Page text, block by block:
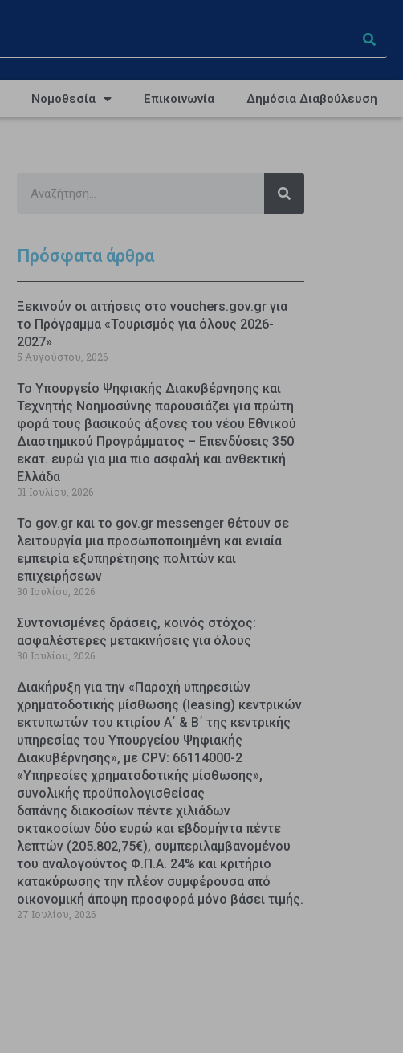
Νομοθεσία Επικοινωνία Δημόσια Διαβούλευση
Πρόσφατα άρθρα
Ξεκινούν οι αιτήσεις στο vouchers.gov.gr για
το Πρόγραμμα «Τουρισμός για όλους 2026-
2027»
5 Αυγούστου, 2026
Το Υπουργείο Ψηφιακής Διακυβέρνησης και
Τεχνητής Νοημοσύνης παρουσιάζει για πρώτη
φορά τους βασικούς άξονες του νέου Εθνικού
Διαστημικού Προγράμματος – Επενδύσεις 350
εκατ. ευρώ για μια πιο ασφαλή και ανθεκτική
Ελλάδα
31 Ιουλίου, 2026
Το gov.gr και το gov.gr messenger θέτουν σε
λειτουργία μια προσωποποιημένη και ενιαία
εμπειρία εξυπηρέτησης πολιτών και
επιχειρήσεων
30 Ιουλίου, 2026
Συντονισμένες δράσεις, κοινός στόχος:
ασφαλέστερες μετακινήσεις για όλους
30 Ιουλίου, 2026
Διακήρυξη για την «Παροχή υπηρεσιών
χρηματοδοτικής μίσθωσης (leasing) κεντρικών
εκτυπωτών του κτιρίου Α΄ & Β΄ της κεντρικής
υπηρεσίας του Υπουργείου Ψηφιακής
Διακυβέρνησης», με CPV: 66114000-2
«Υπηρεσίες χρηματοδοτικής μίσθωσης»,
συνολικής προϋπολογισθείσας
δαπάνης διακοσίων πέντε χιλιάδων
οκτακοσίων δύο ευρώ και εβδομήντα πέντε
λεπτών (205.802,75€), συμπεριλαμβανομένου
του αναλογούντος Φ.Π.Α. 24% και κριτήριο
κατακύρωσης την πλέον συμφέρουσα από
οικονομική άποψη προσφορά μόνο βάσει τιμής.
27 Ιουλίου, 2026